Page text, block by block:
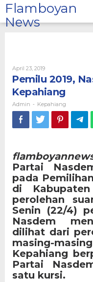
Lewati
ke
konten
Flamboyan
News
April 23, 2019Oleh
Admin
Pemilu 2019,
Kepahiang
Admin - Kepahiang
Partai
pada
di
perolehan
Senin (22/4)
Nasdem
dilihat dari
masing-
Kepahiang
Partai
satu kursi.